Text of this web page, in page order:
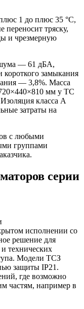
1 до плюс 35 °С,
переносит тряску,
и чрезмерную
шума — 61 дБА,
короткого замыкания
— 3,8%. Масса
мм у ТС
класса А
затраты на
с любыми
группами
серии
исполнении со
решение для
технических
Модели ТСЗ
защиты IP21.
где возможно
частям, например в